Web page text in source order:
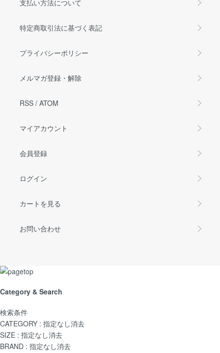
支払い方法について
特定商取引法に基づく表記
プライバシーポリシー
メルマガ登録・解除
RSS / ATOM
マイアカウント
会員登録
ログイン
カートを見る
お問い合わせ
Category & Search
検索条件
CATEGORY : 指定なし消去
SIZE : 指定なし消去
BRAND : 指定なし消去